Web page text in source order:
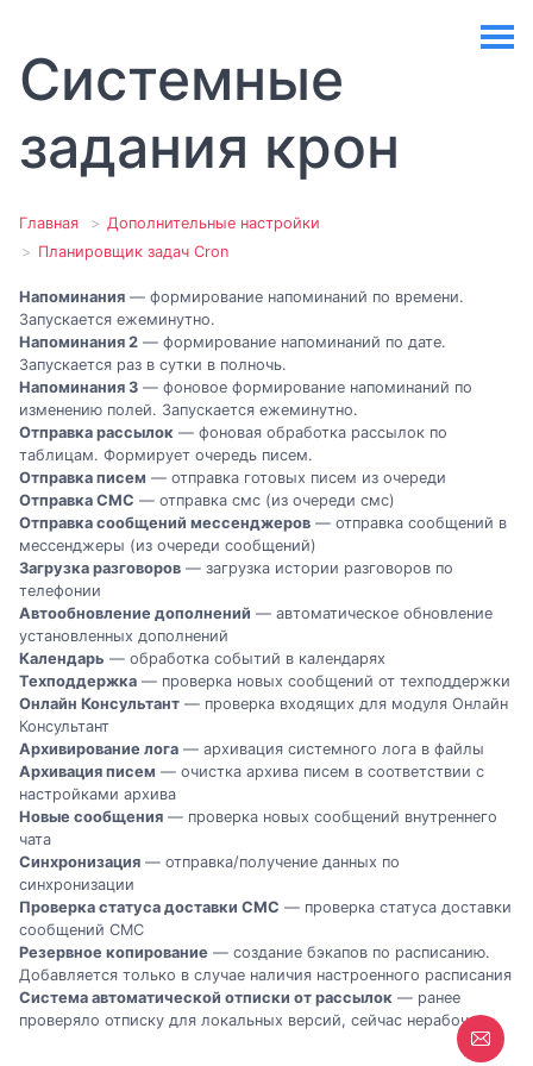
Системные
задания крон
Главная
Дополнительные настройки
Планировщик задач Cron
Напоминания — формирование напоминаний по времени.
Запускается ежеминутно.
Напоминания 2 — формирование напоминаний по дате.
Запускается раз в сутки в полночь.
Напоминания 3 — фоновое формирование напоминаний по
изменению полей. Запускается ежеминутно.
Отправка рассылок — фоновая обработка рассылок по
таблицам. Формирует очередь писем.
Отправка писем — отправка готовых писем из очереди
Отправка СМС — отправка смс (из очереди смс)
Отправка сообщений мессенджеров — отправка сообщений в
мессенджеры (из очереди сообщений)
Загрузка разговоров — загрузка истории разговоров по
телефонии
Автообновление дополнений — автоматическое обновление
установленных дополнений
Календарь — обработка событий в календарях
Техподдержка — проверка новых сообщений от техподдержки
Онлайн Консультант — проверка входящих для модуля Онлайн
Консультант
Архивирование лога — архивация системного лога в файлы
Архивация писем — очистка архива писем в соответствии с
настройками архива
Новые сообщения — проверка новых сообщений внутреннего
чата
Синхронизация — отправка/получение данных по
синхронизации
Проверка статуса доставки СМС — проверка статуса доставки
сообщений СМС
Резервное копирование — создание бэкапов по расписанию.
Добавляется только в случае наличия настроенного расписания
Система автоматической отписки от рассылок — ранее
проверяло отписку для локальных версий, сейчас нерабочее.